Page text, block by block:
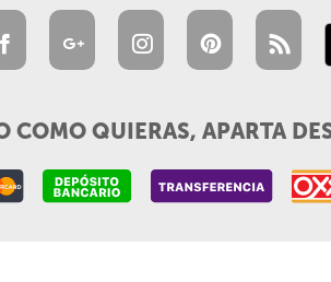
COMO QUIERAS, APARTA